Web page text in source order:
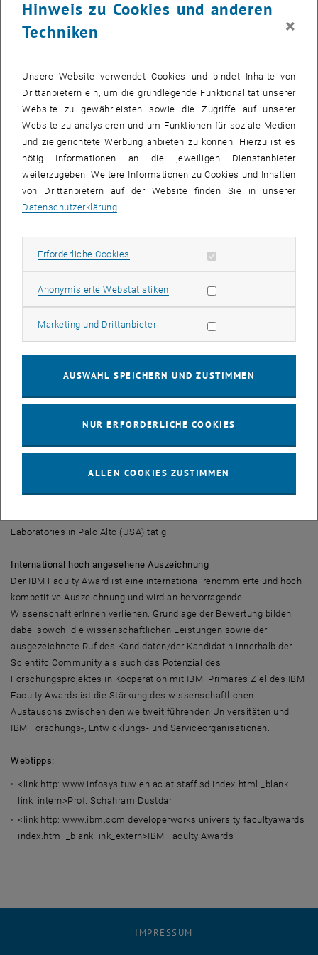
Arbeitsgruppe Distributed Systems der Fakultät für Informatik mit
IBM Research India unter der Leitung von Schahram Dustdar im
Bereich Cloud Computing und Social Computing. "In diesem Projekt
Software Services in einem neuartigen Programmiermodell für
Cloud-basierte Umgebungen verfügbar sind. Dies führt dazu, dass
neue Programme geschrieben und modelliert werden können, in
denen sowohl Software als auch Menschen "Funktionen "ausführen",
ist der kürzlich ausgezeichnete Gewinner des IBM Faculty Awards
überzeugt.
Schahram Dustdar freut sich zudem auf den ebenso bereichernden
kulturellen Austausch zwischen der TU Wien und den Teams der
Lab in Kenia.
Fachgröße im Bereich Internettechnologien
Schahram Dustdar ist seit 2005 Professor für Informatik am Institut
Forschungsschwerpunkten zählen Service-orientierte Architekturen,
Programmiermodelle für Computational Science and Engineering.
Information Systems der niederländischen University of Groningen,
industrielle Gestaltung Linz und war u.a. an der London School of
Laboratories in Palo Alto (USA) tätig.
International hoch angesehene Auszeichnung
Der IBM Faculty Award ist eine international renommierte und hoch
kompetitive Auszeichnung und wird an hervorragende
WissenschaftlerInnen verliehen. Grundlage der Bewertung bilden
dabei sowohl die wissenschaftlichen Leistungen sowie der
ausgezeichnete Ruf des Kandidaten/der Kandidatin innerhalb der
Scientifc Community als auch das Potenzial des
Forschungsprojektes in Kooperation mit IBM. Primäres Ziel des IBM
Faculty Awards ist die Stärkung des wissenschaftlichen
Austauschs zwischen den weltweit führenden Universitäten und
IBM Forschungs-, Entwicklungs- und Serviceorganisationen.
Webtipps:
<link http: www.infosys.tuwien.ac.at staff sd index.html _blank
link_intern>Prof. Schahram Dustdar
<link http: www.ibm.com developerworks university facultyawards
index.html _blank link_extern>IBM Faculty Awards
IMPRESSUM
Hinweis zu Cookies und anderen
Techniken
×
Unsere Website verwendet Cookies und bindet Inhalte von
Drittanbietern ein, um die grundlegende Funktionalität unserer
Website zu gewährleisten sowie die Zugriffe auf unserer
Website zu analysieren und um Funktionen für soziale Medien
und zielgerichtete Werbung anbieten zu können. Hierzu ist es
nötig Informationen an die jeweiligen Dienstanbieter
weiterzugeben. Weitere Informationen zu Cookies und Inhalten
von Drittanbietern auf der Website finden Sie in unserer
Datenschutzerklärung
Erforderliche Cookies Erforderliche Cookies zulassen
Anonymisierte WebstatistikenStatistik Cookies zulassen
Marketing und DrittanbieterMarketing Cookies zulassen
AUSWAHL SPEICHERN UND ZUSTIMMEN
NUR ERFORDERLICHE COOKIES
ALLEN COOKIES ZUSTIMMEN